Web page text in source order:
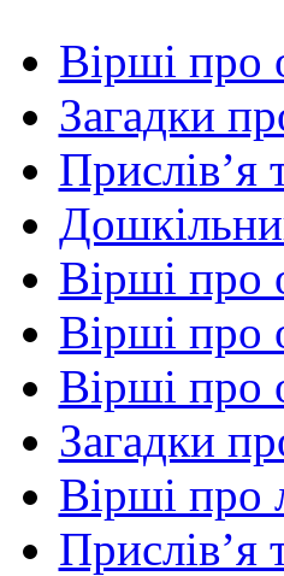
Вірші про
Загадки
Прислів’я
Вірші про
Вірші про
Вірші про
Загадки
Вірші про
Прислів’я